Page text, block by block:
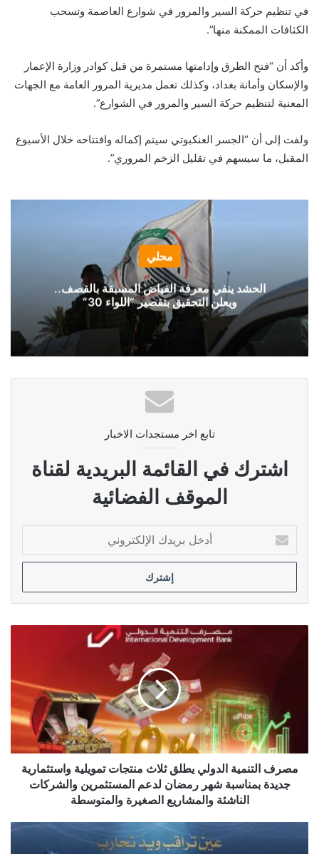
في تنظيم حركة السير والمرور في شوارع العاصمة وتسحب
الكثافات الممكنة منها”.
وأكد أن “فتح الطرق وإدامتها مستمرة من قبل كوادر وزارة الإعمار
والإسكان وأمانة بغداد، وكذلك تعمل مديرية المرور العامة مع الجهات
المعنية لتنظيم حركة السير والمرور في الشوارع”.
ولفت إلى أن “الجسر العنكبوتي سيتم إكماله وافتتاحه خلال الأسبوع
المقبل، ما سيسهم في تقليل الزخم المروري”.
محلي
الحشد ينفي معرفة الفياض المسبقة بالقصف..
ويعلن التحقيق بتقصير “اللواء 30”
تابع اخر مستجدات الاخبار
اشترك في القائمة البريدية لقناة
الموقف الفضائية
بريدك
الإلكتروني
تمويلية
واستثمارية
جديدة
بمناسبة
مصرف التنمية الدولي يطلق ثلاث منتجات تمويلية واستثمارية
جديدة بمناسبة شهر رمضان لدعم المستثمرين والشركات
الناشئة والمشاريع الصغيرة والمتوسطة